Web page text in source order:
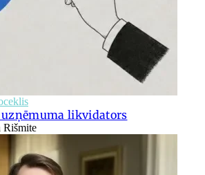
uzņēmuma likvidators
Rišmite